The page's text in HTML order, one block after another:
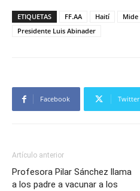
ETIQUETAS FF.AA Haití Mide
Presidente Luis Abinader
Facebook Twitter
Artículo anterior
Profesora Pilar Sánchez llama
a los padre a vacunar a los